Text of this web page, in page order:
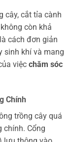
cây, cắt tỉa cành
còn khả
cách đơn giản
sinh khí và mang
việc chăm sóc
Chính
trồng cây quá
chính. Cổng